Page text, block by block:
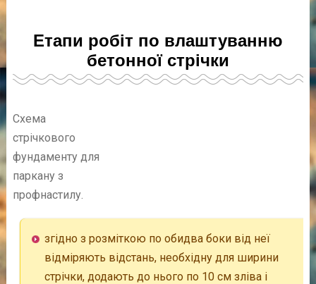
Етапи робіт по влаштуванню
бетонної стрічки
Схема
стрічкового
фундаменту для
паркану з
профнастилу.
згідно з розміткою по обидва боки від неї
відміряють відстань, необхідну для ширини
стрічки, додають до нього по 10 см зліва і